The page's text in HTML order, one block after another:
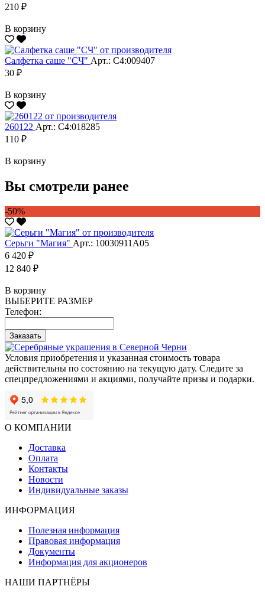
210 ₽
В корзину
Салфетка саше "CЧ" Арт.: С4:009407
30 ₽
В корзину
260122 Арт.: С4:018285
110 ₽
В корзину
Вы смотрели ранее
-50%
Серьги "Магия" Арт.: 10030911А05
6 420 ₽
12 840 ₽
В корзину
ВЫБЕРИТЕ РАЗМЕР
Телефон:
Заказать
Условия приобретения и указанная стоимость товара
действительны по состоянию на текущую дату. Следите за
спецпредложениями и акциями, получайте призы и подарки.
О КОМПАНИИ
Доставка
Оплата
Контакты
Новости
Индивидуальные заказы
ИНФОРМАЦИЯ
Полезная информация
Правовая информация
Документы
Информация для акционеров
НАШИ ПАРТНЁРЫ